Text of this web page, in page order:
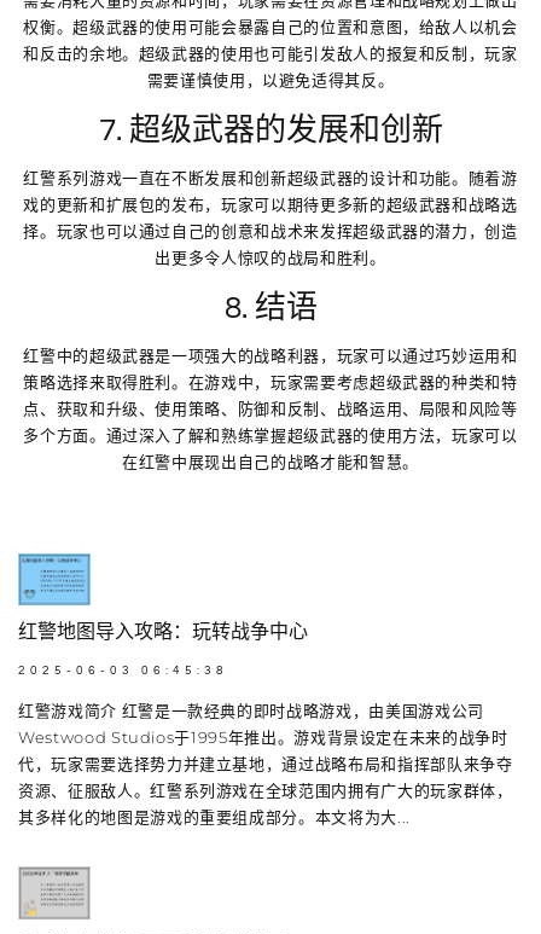
权衡。超级武器的使用可能会暴露自己的位置和意图，给敌人以机会
和反击的余地。超级武器的使用也可能引发敌人的报复和反制，玩家
需要谨慎使用，以避免适得其反。
7. 超级武器的发展和创新
红警系列游戏一直在不断发展和创新超级武器的设计和功能。随着游
戏的更新和扩展包的发布，玩家可以期待更多新的超级武器和战略选
择。玩家也可以通过自己的创意和战术来发挥超级武器的潜力，创造
出更多令人惊叹的战局和胜利。
8. 结语
红警中的超级武器是一项强大的战略利器，玩家可以通过巧妙运用和
策略选择来取得胜利。在游戏中，玩家需要考虑超级武器的种类和特
点、获取和升级、使用策略、防御和反制、战略运用、局限和风险等
多个方面。通过深入了解和熟练掌握超级武器的使用方法，玩家可以
在红警中展现出自己的战略才能和智慧。
红警地图导入攻略：玩转战争中心
2025-06-03 06:45:38
红警游戏简介 红警是一款经典的即时战略游戏，由美国游戏公司
Westwood Studios于1995年推出。游戏背景设定在未来的战争时
代，玩家需要选择势力并建立基地，通过战略布局和指挥部队来争夺
资源、征服敌人。红警系列游戏在全球范围内拥有广大的玩家群体，
其多样化的地图是游戏的重要组成部分。本文将为大...